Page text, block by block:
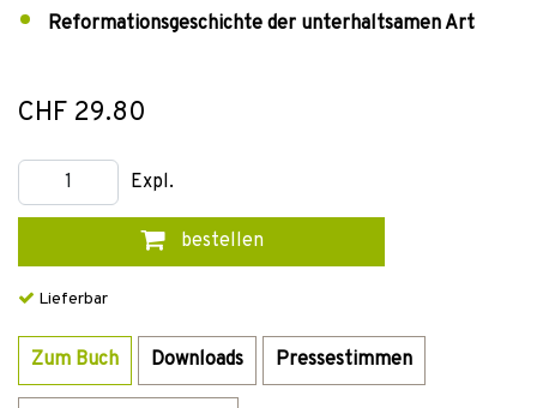
Reformationsgeschichte der unterhaltsamen Art
CHF 29.80
Expl.
bestellen
Lieferbar
Zum Buch Downloads Pressestimmen